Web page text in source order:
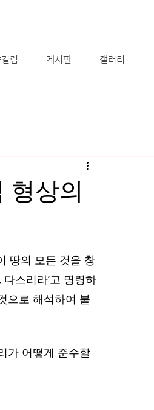
럼 게시판 갤러리
형상의
땅의 모든 것을 창
스리라’고 명령하
으로 해석하여 붙
가 어떻게 준수할